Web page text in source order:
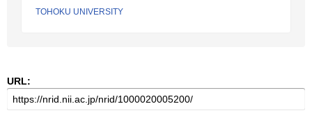
TOHOKU UNIVERSITY
URL: